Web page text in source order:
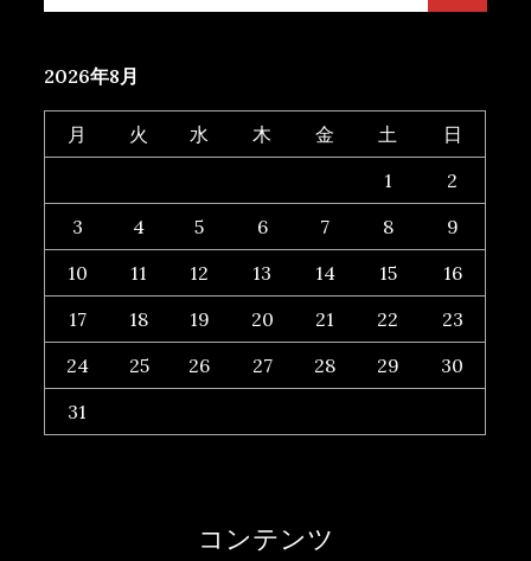
2026年8月
月 火 水 木 金 土
日
1
2
3
4 5 6 7 8
9
10
11 12 13 14 15
16
17
18 19 20 21 22
23
24
25 26 27 28 29
30
31
コンテンツ